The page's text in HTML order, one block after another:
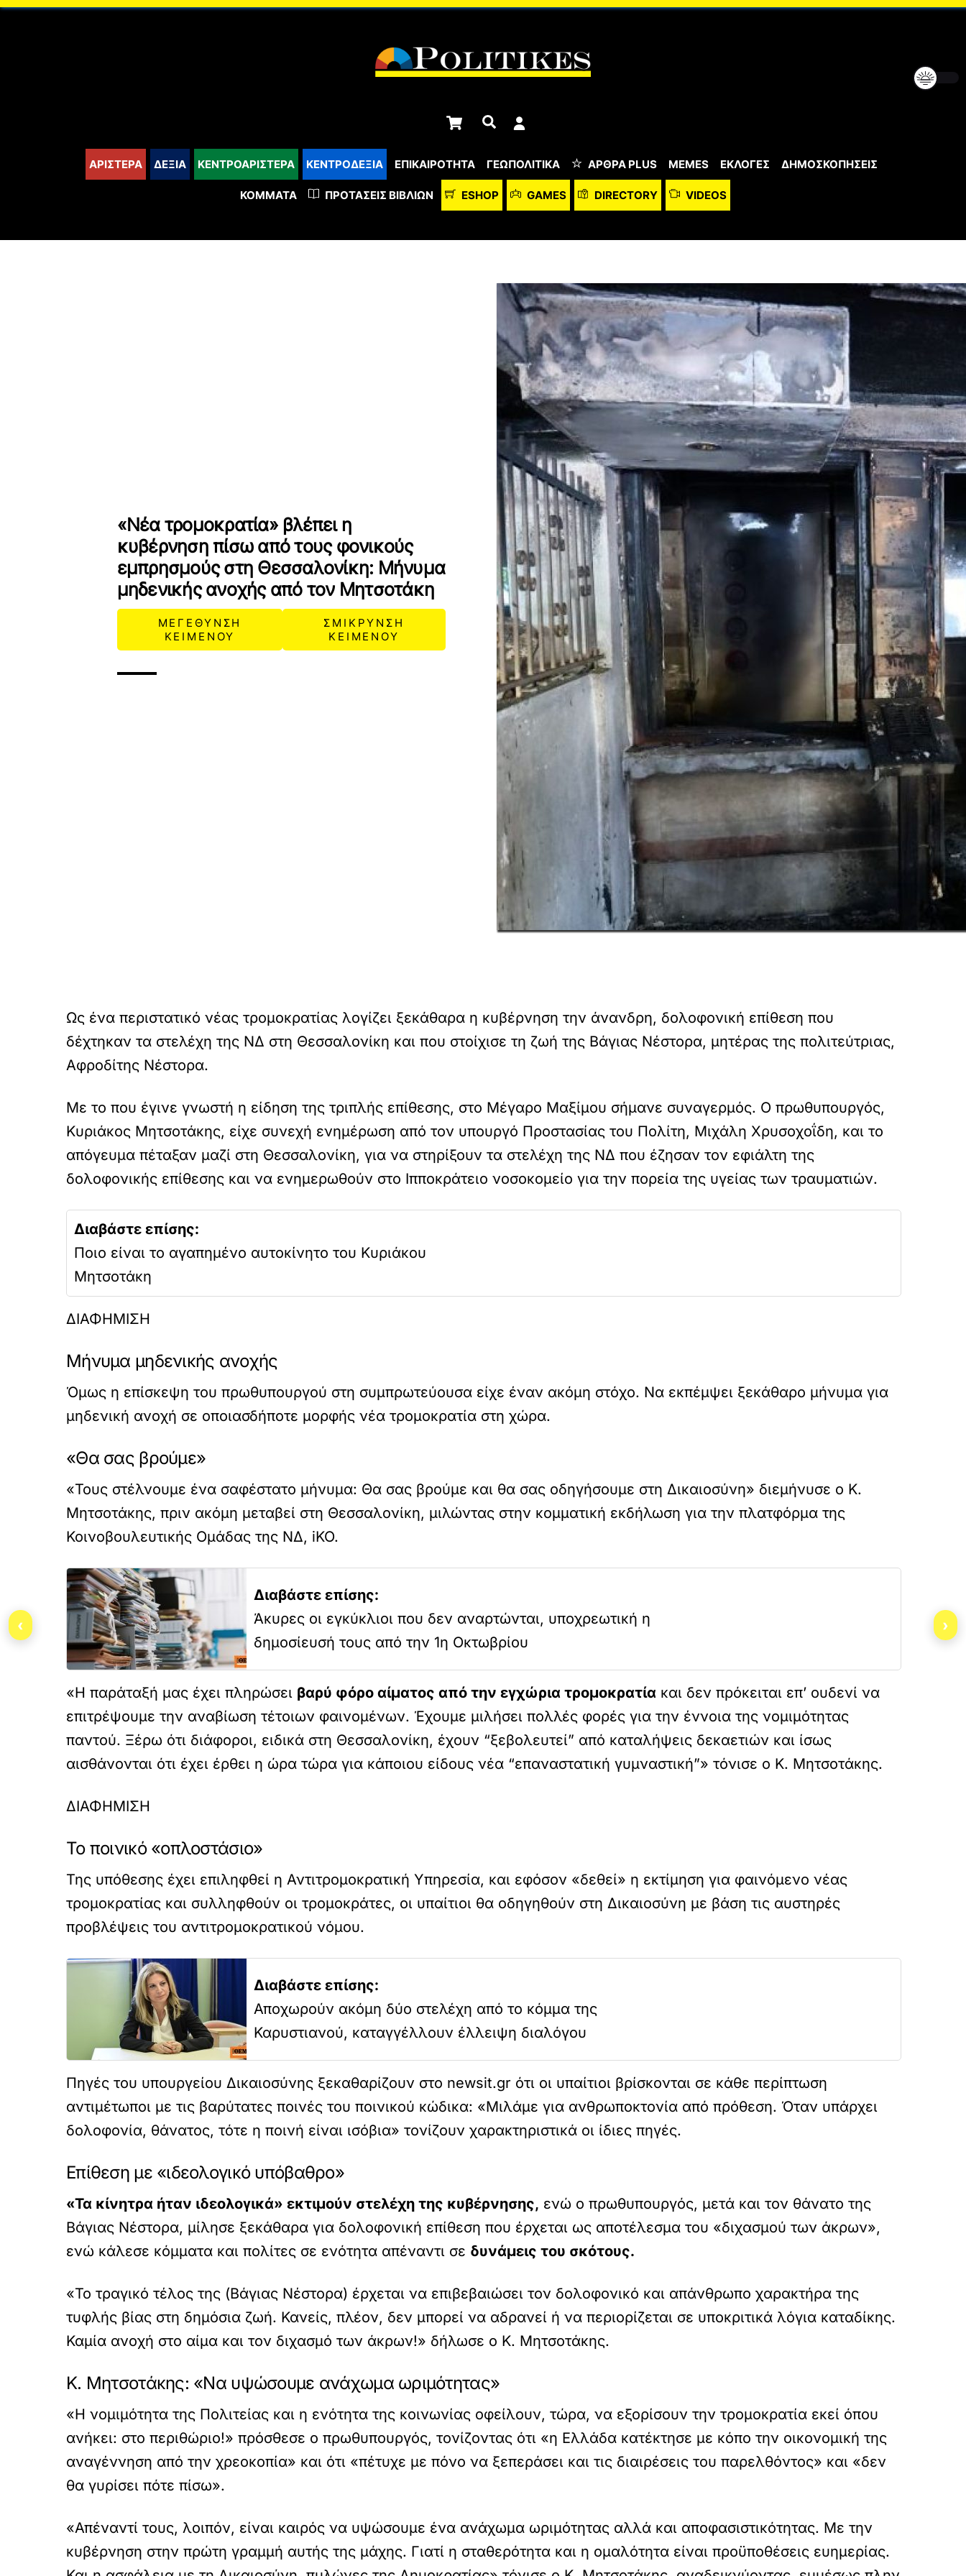
content
Cart Αναζήτηση
ΑΡΙΣΤΕΡΑ ΔΕΞΙΑ ΚΕΝΤΡΟΑΡΙΣΤΕΡΑ ΚΕΝΤΡΟΔΕΞΙΑ ΕΠΙΚΑΙΡΟΤΗΤΑ ΓΕΩΠΟΛΙΤΙΚΑ ΆΡΘΡΑ PLUS MEMES ΕΚΛΟΓΕΣ ΔΗΜΟΣΚΟΠΗΣΕΙΣ
ΚΌΜΜΑΤΑ ΠΡΟΤΆΣΕΙΣ ΒΙΒΛΊΩΝ ESHOP GAMES DIRECTORY VIDEOS
«Νέα τρομοκρατία» βλέπει η
κυβέρνηση πίσω από τους φονικούς
εμπρησμούς στη Θεσσαλονίκη: Mήνυμα
μηδενικής ανοχής από τον Μητσοτάκη
ΜΕΓΕΘΥΝΣΗ
ΚΕΙΜΕΝΟΥ
ΣΜΙΚΡΥΝΣΗ
ΚΕΙΜΕΝΟΥ
Ως ένα περιστατικό νέας τρομοκρατίας λογίζει ξεκάθαρα η κυβέρνηση την άνανδρη, δολοφονική επίθεση που
δέχτηκαν τα στελέχη της ΝΔ στη Θεσσαλονίκη και που στοίχισε τη ζωή της Βάγιας Νέστορα, μητέρας της πολιτεύτριας,
Αφροδίτης Νέστορα.
Με το που έγινε γνωστή η είδηση της τριπλής επίθεσης, στο Μέγαρο Μαξίμου σήμανε συναγερμός. Ο πρωθυπουργός,
Κυριάκος Μητσοτάκης, είχε συνεχή ενημέρωση από τον υπουργό Προστασίας του Πολίτη, Μιχάλη Χρυσοχοΐδη, και το
απόγευμα πέταξαν μαζί στη Θεσσαλονίκη, για να στηρίξουν τα στελέχη της ΝΔ που έζησαν τον εφιάλτη της
δολοφονικής επίθεσης και να ενημερωθούν στο Ιπποκράτειο νοσοκομείο για την πορεία της υγείας των τραυματιών.
Διαβάστε επίσης:
Ποιο είναι το αγαπημένο αυτοκίνητο του Κυριάκου
Μητσοτάκη
ΔΙΑΦΗΜΙΣΗ
Μήνυμα μηδενικής ανοχής
Όμως η επίσκεψη του πρωθυπουργού στη συμπρωτεύουσα είχε έναν ακόμη στόχο. Να εκπέμψει ξεκάθαρο μήνυμα για
μηδενική ανοχή σε οποιασδήποτε μορφής νέα τρομοκρατία στη χώρα.
«Θα σας βρούμε»
«Τους στέλνουμε ένα σαφέστατο μήνυμα: Θα σας βρούμε και θα σας οδηγήσουμε στη Δικαιοσύνη» διεμήνυσε ο Κ.
Μητσοτάκης, πριν ακόμη μεταβεί στη Θεσσαλονίκη, μιλώντας στην κομματική εκδήλωση για την πλατφόρμα της
Κοινοβουλευτικής Ομάδας της ΝΔ, iKO.
Διαβάστε επίσης:
Άκυρες οι εγκύκλιοι που δεν αναρτώνται, υποχρεωτική η
δημοσίευσή τους από την 1η Οκτωβρίου
«Η παράταξή μας έχει πληρώσει βαρύ φόρο αίματος από την εγχώρια τρομοκρατία και δεν πρόκειται επ’ ουδενί να
επιτρέψουμε την αναβίωση τέτοιων φαινομένων. Έχουμε μιλήσει πολλές φορές για την έννοια της νομιμότητας
παντού. Ξέρω ότι διάφοροι, ειδικά στη Θεσσαλονίκη, έχουν “ξεβολευτεί” από καταλήψεις δεκαετιών και ίσως
αισθάνονται ότι έχει έρθει η ώρα τώρα για κάποιου είδους νέα “επαναστατική γυμναστική”» τόνισε ο Κ. Μητσοτάκης.
ΔΙΑΦΗΜΙΣΗ
Το ποινικό «οπλοστάσιο»
Της υπόθεσης έχει επιληφθεί η Αντιτρομοκρατική Υπηρεσία, και εφόσον «δεθεί» η εκτίμηση για φαινόμενο νέας
τρομοκρατίας και συλληφθούν οι τρομοκράτες, οι υπαίτιοι θα οδηγηθούν στη Δικαιοσύνη με βάση τις αυστηρές
προβλέψεις του αντιτρομοκρατικού νόμου.
Διαβάστε επίσης:
Αποχωρούν ακόμη δύο στελέχη από το κόμμα της
Καρυστιανού, καταγγέλλουν έλλειψη διαλόγου
Πηγές του υπουργείου Δικαιοσύνης ξεκαθαρίζουν στο newsit.gr ότι οι υπαίτιοι βρίσκονται σε κάθε περίπτωση
αντιμέτωποι με τις βαρύτατες ποινές του ποινικού κώδικα: «Μιλάμε για ανθρωποκτονία από πρόθεση. Όταν υπάρχει
δολοφονία, θάνατος, τότε η ποινή είναι ισόβια» τονίζουν χαρακτηριστικά οι ίδιες πηγές.
Επίθεση με «ιδεολογικό υπόβαθρο»
«Τα κίνητρα ήταν ιδεολογικά» εκτιμούν στελέχη της κυβέρνησης, ενώ ο πρωθυπουργός, μετά και τον θάνατο της
Βάγιας Νέστορα, μίλησε ξεκάθαρα για δολοφονική επίθεση που έρχεται ως αποτέλεσμα του «διχασμού των άκρων»,
ενώ κάλεσε κόμματα και πολίτες σε ενότητα απέναντι σε δυνάμεις του σκότους.
«Το τραγικό τέλος της (Βάγιας Νέστορα) έρχεται να επιβεβαιώσει τον δολοφονικό και απάνθρωπο χαρακτήρα της
τυφλής βίας στη δημόσια ζωή. Κανείς, πλέον, δεν μπορεί να αδρανεί ή να περιορίζεται σε υποκριτικά λόγια καταδίκης.
Καμία ανοχή στο αίμα και τον διχασμό των άκρων!» δήλωσε ο Κ. Μητσοτάκης.
Κ. Μητσοτάκης: «Να υψώσουμε ανάχωμα ωριμότητας»
«Η νομιμότητα της Πολιτείας και η ενότητα της κοινωνίας οφείλουν, τώρα, να εξορίσουν την τρομοκρατία εκεί όπου
ανήκει: στο περιθώριο!» πρόσθεσε ο πρωθυπουργός, τονίζοντας ότι «η Ελλάδα κατέκτησε με κόπο την οικονομική της
αναγέννηση από την χρεοκοπία» και ότι «πέτυχε με πόνο να ξεπεράσει και τις διαιρέσεις του παρελθόντος» και «δεν
θα γυρίσει πότε πίσω».
«Απέναντί τους, λοιπόν, είναι καιρός να υψώσουμε ένα ανάχωμα ωριμότητας αλλά και αποφασιστικότητας. Με την
κυβέρνηση στην πρώτη γραμμή αυτής της μάχης. Γιατί η σταθερότητα και η ομαλότητα είναι προϋποθέσεις ευημερίας.
‹ ›